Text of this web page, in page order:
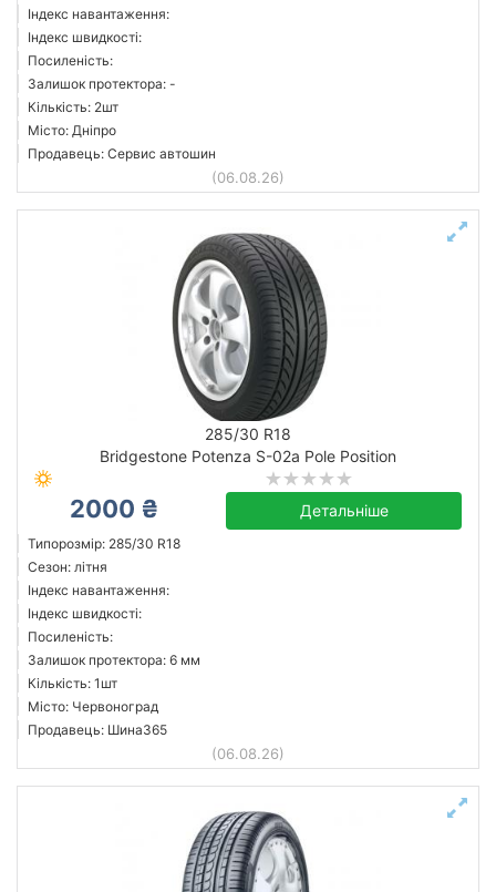
Індекс навантаження:
Індекс швидкості:
Посиленість:
Залишок протектора: -
Кількість: 2шт
Місто: Дніпро
Продавець: Сервис автошин
(06.08.26)
285/30 R18
Bridgestone Potenza S-02a Pole Position
2000 ₴ Детальніше
Типорозмір: 285/30 R18
Сезон: літня
Індекс навантаження:
Індекс швидкості:
Посиленість:
Залишок протектора: 6 мм
Кількість: 1шт
Місто: Червоноград
Продавець: Шина365
(06.08.26)